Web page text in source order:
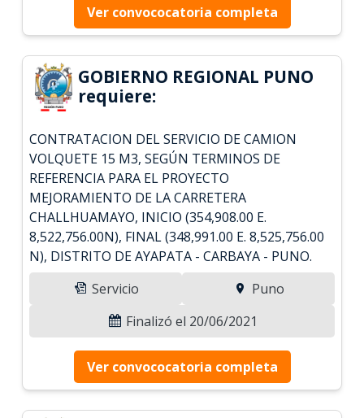
Ver convococatoria completa
GOBIERNO REGIONAL PUNO
requiere:
CONTRATACION DEL SERVICIO DE CAMION
VOLQUETE 15 M3, SEGÚN TERMINOS DE
REFERENCIA PARA EL PROYECTO
MEJORAMIENTO DE LA CARRETERA
CHALLHUAMAYO, INICIO (354,908.00 E.
8,522,756.00N), FINAL (348,991.00 E. 8,525,756.00
N), DISTRITO DE AYAPATA - CARBAYA - PUNO.
Servicio
Puno
Finalizó el 20/06/2021
Ver convococatoria completa